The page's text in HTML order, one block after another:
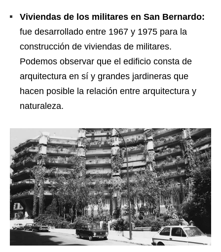
Viviendas de los militares en San Bernardo:
fue desarrollado entre 1967 y 1975 para la
construcción de viviendas de militares.
Podemos observar que el edificio consta de
arquitectura en sí y grandes jardineras que
hacen posible la relación entre arquitectura y
naturaleza.